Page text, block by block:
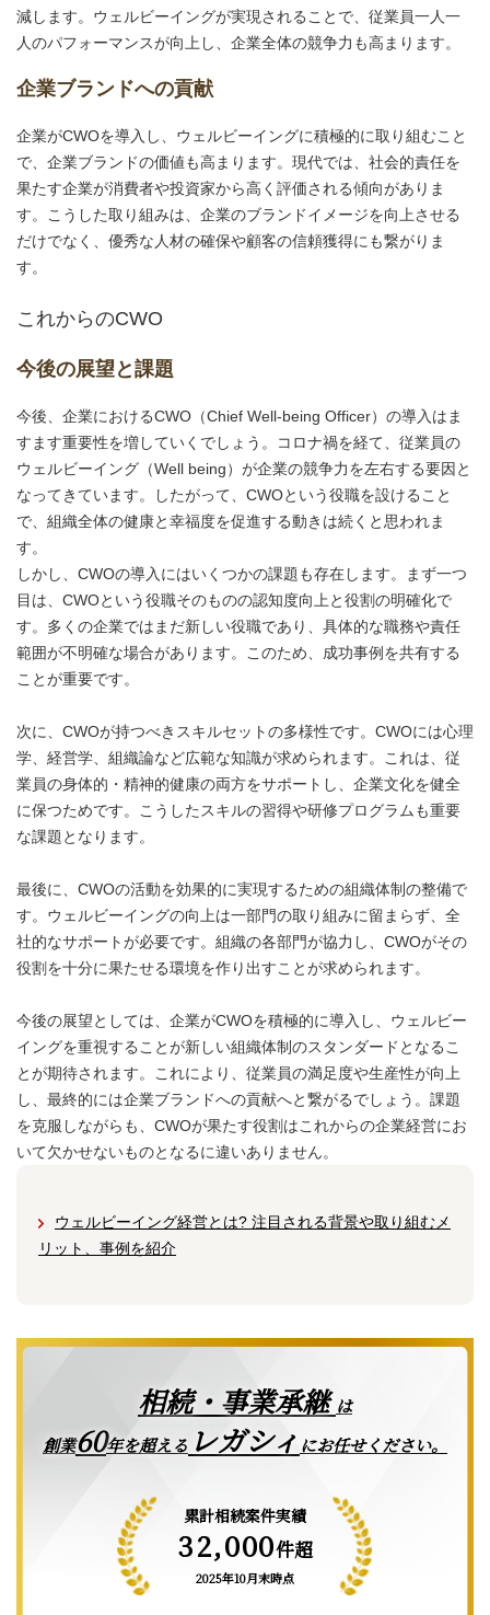
減します。ウェルビーイングが実現されることで、従業員一人一
人のパフォーマンスが向上し、企業全体の競争力も高まります。
企業ブランドへの貢献
企業がCWOを導入し、ウェルビーイングに積極的に取り組むこと
で、企業ブランドの価値も高まります。現代では、社会的責任を
果たす企業が消費者や投資家から高く評価される傾向がありま
す。こうした取り組みは、企業のブランドイメージを向上させる
だけでなく、優秀な人材の確保や顧客の信頼獲得にも繋がりま
す。
これからのCWO
今後の展望と課題
今後、企業におけるCWO（Chief Well-being Officer）の導入はま
すます重要性を増していくでしょう。コロナ禍を経て、従業員の
ウェルビーイング（Well being）が企業の競争力を左右する要因と
なってきています。したがって、CWOという役職を設けること
で、組織全体の健康と幸福度を促進する動きは続くと思われま
す。
しかし、CWOの導入にはいくつかの課題も存在します。まず一つ
目は、CWOという役職そのものの認知度向上と役割の明確化で
す。多くの企業ではまだ新しい役職であり、具体的な職務や責任
範囲が不明確な場合があります。このため、成功事例を共有する
ことが重要です。
次に、CWOが持つべきスキルセットの多様性です。CWOには心理
学、経営学、組織論など広範な知識が求められます。これは、従
業員の身体的・精神的健康の両方をサポートし、企業文化を健全
に保つためです。こうしたスキルの習得や研修プログラムも重要
な課題となります。
最後に、CWOの活動を効果的に実現するための組織体制の整備で
す。ウェルビーイングの向上は一部門の取り組みに留まらず、全
社的なサポートが必要です。組織の各部門が協力し、CWOがその
役割を十分に果たせる環境を作り出すことが求められます。
今後の展望としては、企業がCWOを積極的に導入し、ウェルビー
イングを重視することが新しい組織体制のスタンダードとなるこ
とが期待されます。これにより、従業員の満足度や生産性が向上
し、最終的には企業ブランドへの貢献へと繋がるでしょう。課題
を克服しながらも、CWOが果たす役割はこれからの企業経営にお
いて欠かせないものとなるに違いありません。
ウェルビーイング経営とは? 注目される背景や取り組むメ
リット、事例を紹介
相続・事業承継は
創業60年を超える レガシィ にお任せください。
累計相続案件実績
32,000件超
2025年10月末時点